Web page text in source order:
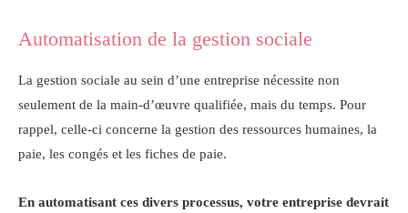
Automatisation de la gestion sociale
La gestion sociale au sein d’une entreprise nécessite non
seulement de la main-d’œuvre qualifiée, mais du temps. Pour
rappel, celle-ci concerne la gestion des ressources humaines, la
paie, les congés et les fiches de paie.
En automatisant ces divers processus, votre entreprise devrait